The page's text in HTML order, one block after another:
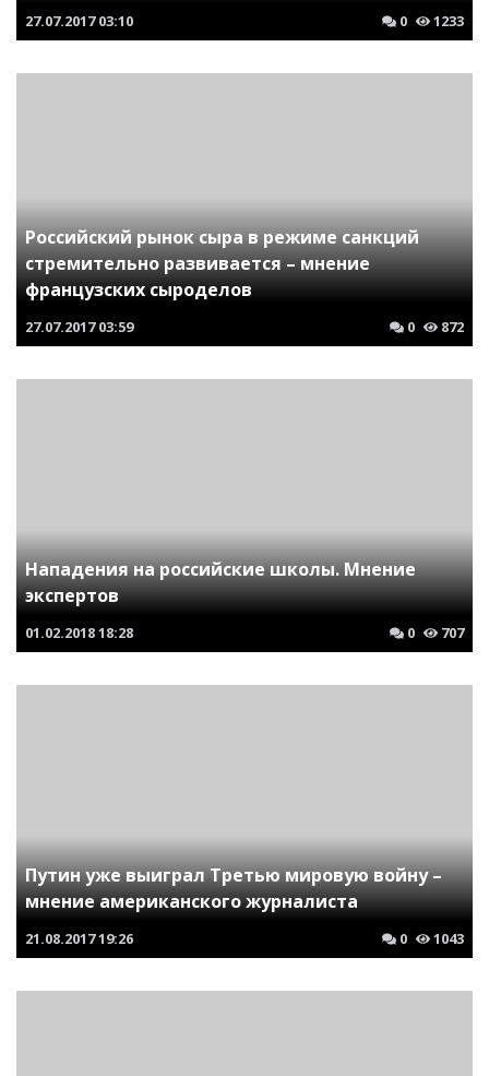
27.07.2017 03:10 0 1233
Российский рынок сыра в режиме санкций
стремительно развивается – мнение
французских сыроделов
27.07.2017 03:59 0 872
Нападения на российские школы. Мнение
экспертов
01.02.201818:28 0 707
Путин уже выиграл Третью мировую войну –
мнение американского журналиста
21.08.201719:26 0 1043